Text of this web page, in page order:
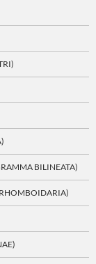
BILINEATA)